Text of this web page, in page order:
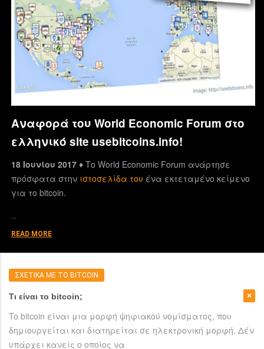
Αναφορά του World Economic Forum στο
ελληνικό site usebitcoins.info!
18 Ιουνίου 2017 ♦Το World Economic Forum ανάρτησε
πρόσφατα στην ιστοσελίδα του ένα εκτεταμένο κείμενο
για το bitcoin.
READ MORE
ΣΧΕΤΙΚΑ ΜΕ ΤΟ BITCOIN
Τι είναι το bitcoin;
To bitcoin είναι μια μορφή ψηφιακού νομίσματος, που
δημιουργείται και διατηρείται σε ηλεκτρονική μορφή. Δέν
υπάρχει κανείς ο οποίος να